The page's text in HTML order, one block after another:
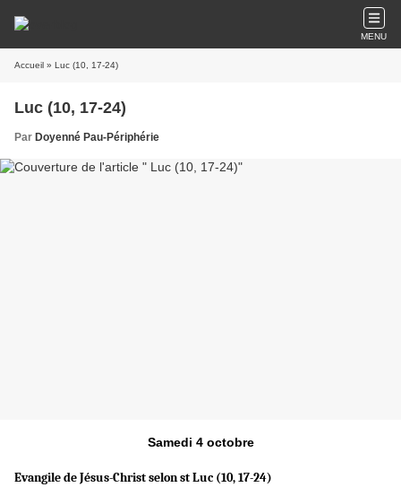
MENU
Accueil » Luc (10, 17-24)
Luc (10, 17-24)
Par Doyenné Pau-Périphérie
Samedi 4 octobre
Evangile de Jésus-Christ selon st Luc (10, 17-24)